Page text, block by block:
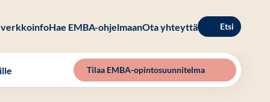
Hae EMBA-ohjelmaanOta yhteyttä Etsi
Tilaa EMBA-opintosuunnitelma